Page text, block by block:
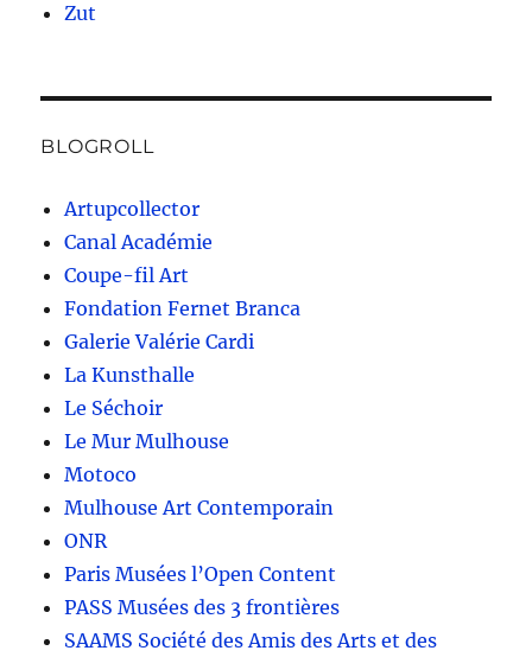
Zut
BLOGROLL
Artupcollector
Canal Académie
Coupe-fil Art
Fondation Fernet Branca
Galerie Valérie Cardi
La Kunsthalle
Le Séchoir
Le Mur Mulhouse
Motoco
Mulhouse Art Contemporain
ONR
Paris Musées l’Open Content
PASS Musées des 3 frontières
SAAMS Société des Amis des Arts et des